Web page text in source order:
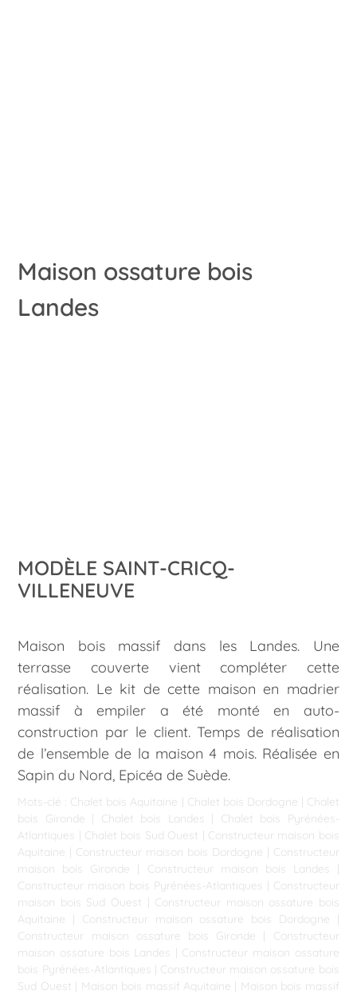
Maison ossature bois
Landes
MODÈLE SAINT-CRICQ-
VILLENEUVE
Maison bois massif dans les Landes. Une
terrasse couverte vient compléter cette
réalisation. Le kit de cette maison en madrier
massif à empiler a été monté en auto-
construction par le client. Temps de réalisation
de l’ensemble de la maison 4 mois. Réalisée en
Sapin du Nord, Epicéa de Suède.
Mots-clé : Chalet bois Aquitaine | Chalet bois Dordogne | Chalet
bois Gironde | Chalet bois Landes | Chalet bois Pyrénées-
Atlantiques | Chalet bois Sud Ouest | Constructeur maison bois
Aquitaine | Constructeur maison bois Dordogne | Constructeur
maison bois Gironde | Constructeur maison bois Landes |
Constructeur maison bois Pyrénées-Atlantiques | Constructeur
maison bois Sud Ouest | Constructeur maison ossature bois
Aquitaine | Constructeur maison ossature bois Dordogne |
Constructeur maison ossature bois Gironde | Constructeur
maison ossature bois Landes | Constructeur maison ossature
bois Pyrénées-Atlantiques | Constructeur maison ossature bois
Sud Ouest | Maison bois massif Aquitaine | Maison bois massif